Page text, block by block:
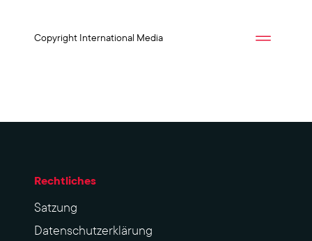
Copyright International Media
Rechtliches
Sat­zung
Datenschutzerklärung